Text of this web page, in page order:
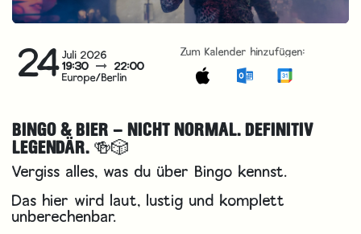
24Juli 2026
19:30 22:00
Europe/Berlin
Zum Kalender hinzufügen:
BINGO & BIER – NICHT NORMAL. DEFINITIV
LEGENDÄR. 🍻🎲
Vergiss alles, was du über Bingo kennst.
Das hier wird laut, lustig und komplett
unberechenbar.